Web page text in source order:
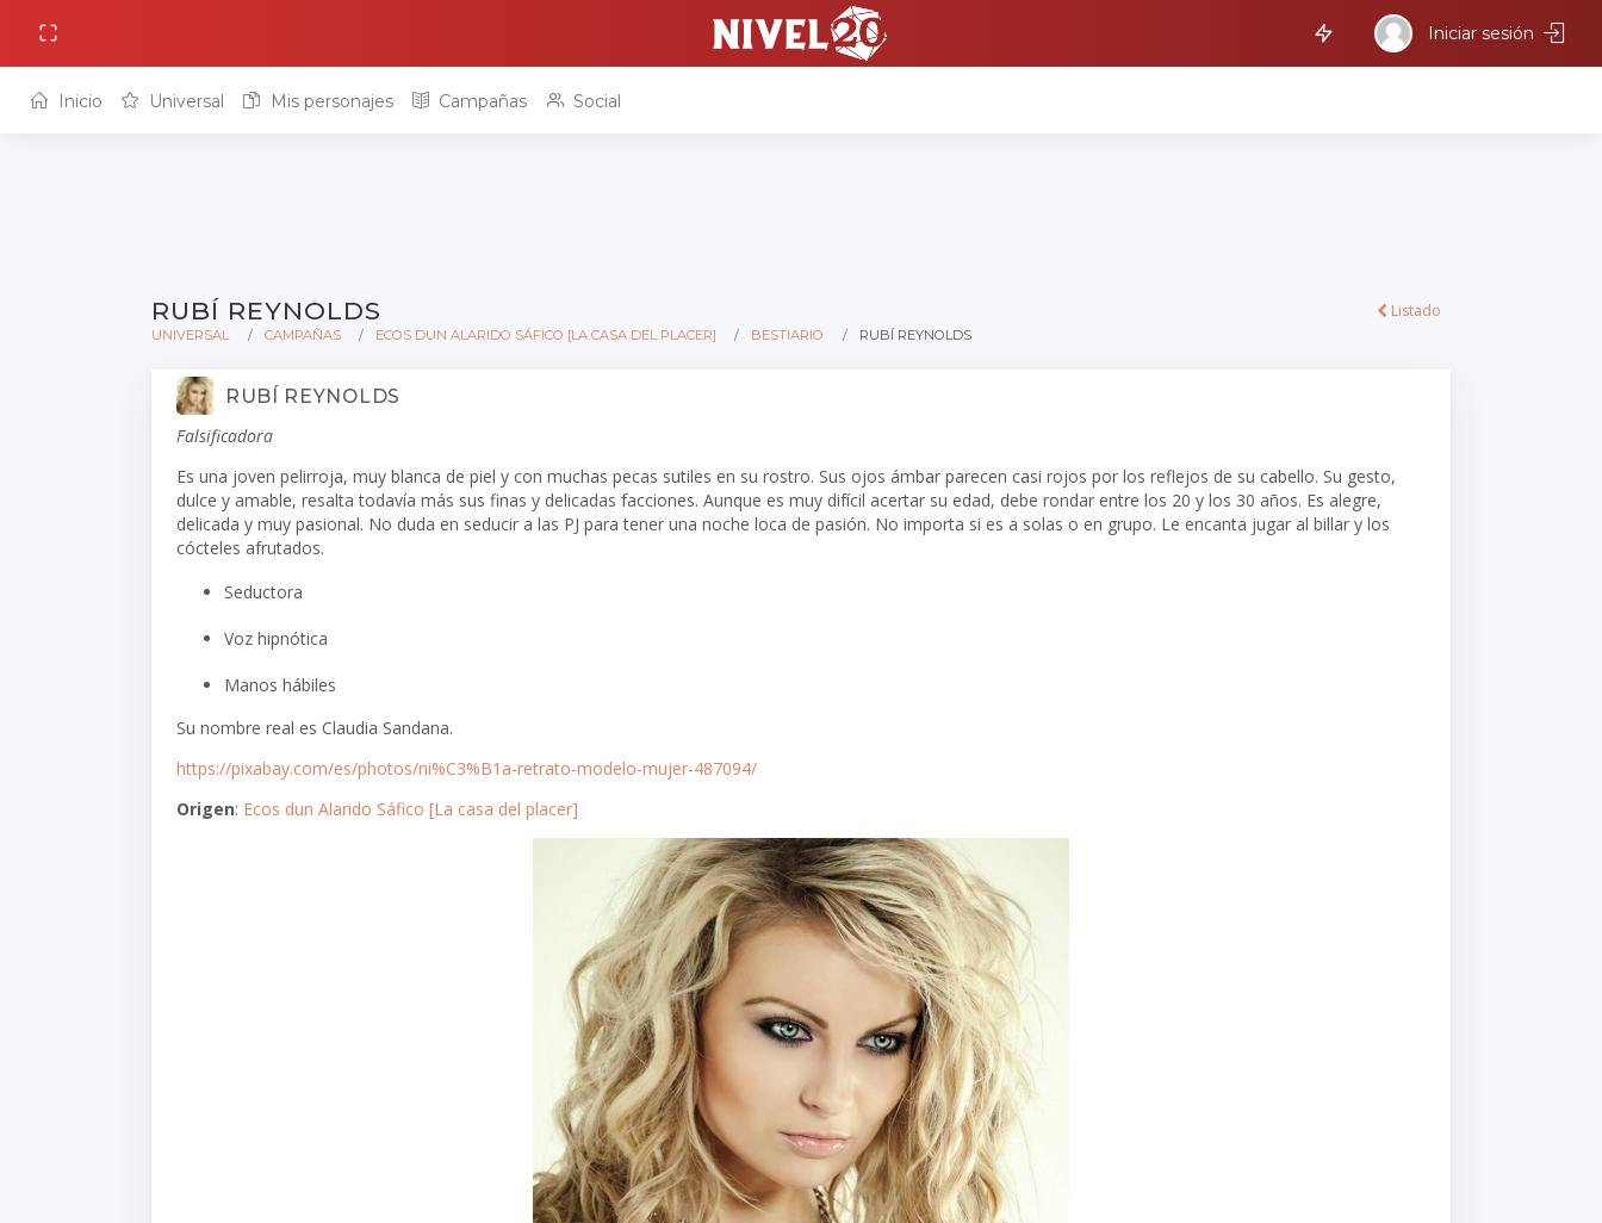
Iniciar sesión
Inicio Universal Mis personajes Campañas Social
RUBÍ REYNOLDS
UNIVERSAL CAMPAÑAS ECOS DUN ALARIDO SÁFICO [LA CASA DEL PLACER] BESTIARIO RUBÍ REYNOLDS
Listado
RUBÍ REYNOLDS
Falsificadora
Es una joven pelirroja, muy blanca de piel y con muchas pecas sutiles en su rostro. Sus ojos ámbar parecen casi rojos por los reflejos de su cabello. Su gesto,
dulce y amable, resalta todavía más sus finas y delicadas facciones. Aunque es muy difícil acertar su edad, debe rondar entre los 20 y los 30 años. Es alegre,
delicada y muy pasional. No duda en seducir a las PJ para tener una noche loca de pasión. No importa si es a solas o en grupo. Le encanta jugar al billar y los
cócteles afrutados.
Seductora
Voz hipnótica
Manos hábiles
Su nombre real es Claudia Sandana.
https://pixabay.com/es/photos/ni%C3%B1a-retrato-modelo-mujer-487094/
Origen: Ecos dun Alarido Sáfico [La casa del placer]